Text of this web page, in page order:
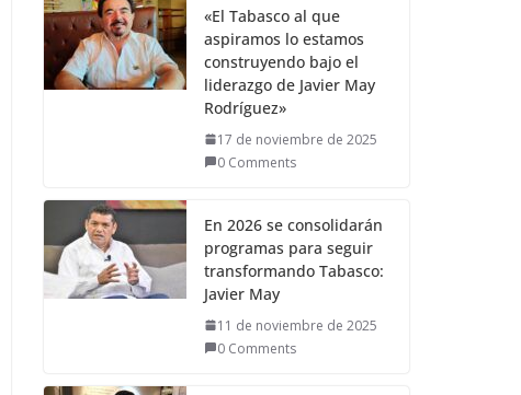
«El Tabasco al que
aspiramos lo estamos
construyendo bajo el
liderazgo de Javier May
Rodríguez»
17 de noviembre de 2025
0 Comments
En 2026 se consolidarán
programas para seguir
transformando Tabasco:
Javier May
11 de noviembre de 2025
0 Comments